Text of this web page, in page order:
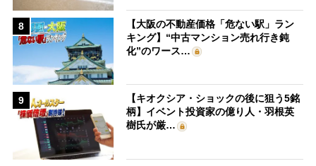
8
【大阪の不動産価格「危ない駅」ラン
キング】“中古マンション売れ行き鈍
化”のワース…
9
【キオクシア・ショックの後に狙う5銘
柄】イベント投資家の億り人・羽根英
樹氏が厳…